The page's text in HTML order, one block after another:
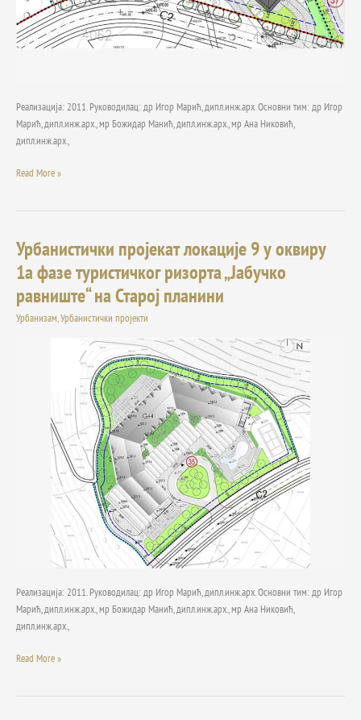
Реализација: 2011. Руководилац: др Игор Марић, дипл.инж.арх. Основни тим: др Игор
Марић, дипл.инж.арх., мр Божидар Манић, дипл.инж.арх., мр Ана Никовић,
дипл.инж.арх.,
Read More »
Урбанистички пројекат локације 9 у оквиру
1а фазе туристичког ризорта „Јабучко
равниште“ на Старој планини
Урбанизам,Урбанистички пројекти
Реализација: 2011. Руководилац: др Игор Марић, дипл.инж.арх. Основни тим: др Игор
Марић, дипл.инж.арх., мр Божидар Манић, дипл.инж.арх., мр Ана Никовић,
дипл.инж.арх.,
Урбанистички
пројекат
локације
9
у
равниште“
Read More »